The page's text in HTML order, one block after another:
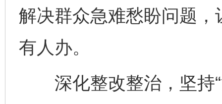
解决群众急难愁盼问题
有人办。
深化整改整治，坚持“